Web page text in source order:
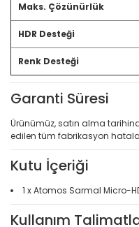
Maks. Çözünürlük
HDR Desteği
Renk Desteği
Garanti Süresi
Ürünümüz, satın alma
edilen tüm fabrikasyon
Kutu İçeriği
1 x Atomos Sarmal Micro-
Kullanım